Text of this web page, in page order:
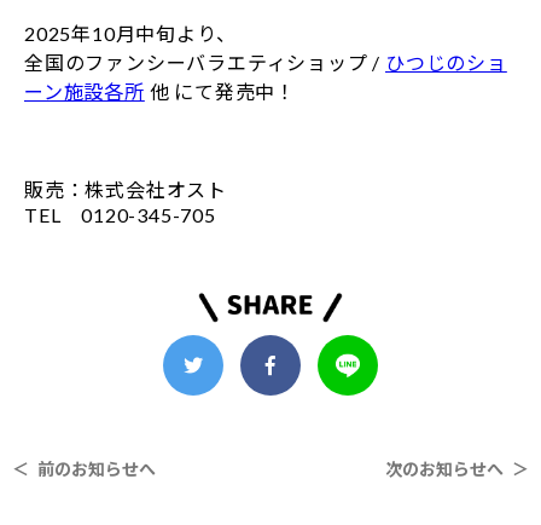
2025年10月中旬より、
全国のファンシーバラエティショップ / ひつじのショ
ーン施設各所 他 にて発売中！
販売：株式会社オスト
TEL 0120-345-705
＜ 前のお知らせへ 次のお知らせへ ＞